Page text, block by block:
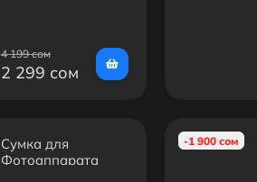
4 199 сом
2 299 сом
Сумка для
Фотоаппарата
-1 900 сом